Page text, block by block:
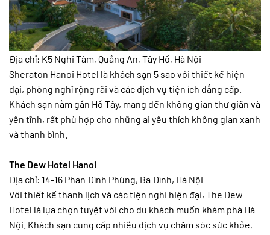
Địa chỉ: K5 Nghi Tàm, Quảng An, Tây Hồ, Hà Nội
Sheraton Hanoi Hotel là khách sạn 5 sao với thiết kế hiện
đại, phòng nghỉ rộng rãi và các dịch vụ tiện ích đẳng cấp.
Khách sạn nằm gần Hồ Tây, mang đến không gian thư giãn và
yên tĩnh, rất phù hợp cho những ai yêu thích không gian xanh
và thanh bình.
The Dew Hotel Hanoi
Địa chỉ: 14-16 Phan Đình Phùng, Ba Đình, Hà Nội
Với thiết kế thanh lịch và các tiện nghi hiện đại, The Dew
Hotel là lựa chọn tuyệt vời cho du khách muốn khám phá Hà
Nội. Khách sạn cung cấp nhiều dịch vụ chăm sóc sức khỏe,